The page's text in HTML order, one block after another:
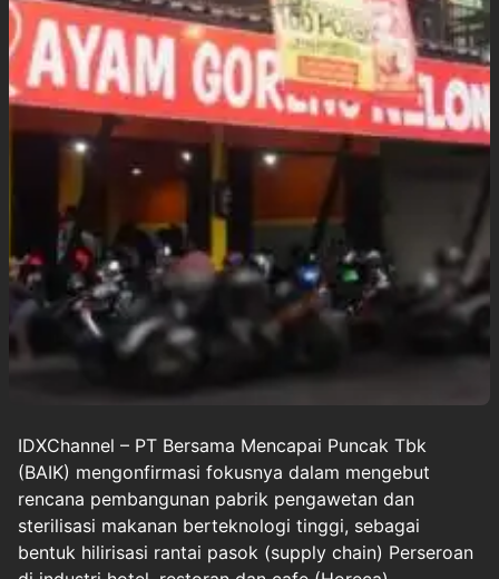
IDXChannel – PT Bersama Mencapai Puncak Tbk
(BAIK) mengonfirmasi fokusnya dalam mengebut
rencana pembangunan pabrik pengawetan dan
sterilisasi makanan berteknologi tinggi, sebagai
bentuk hilirisasi rantai pasok (supply chain) Perseroan